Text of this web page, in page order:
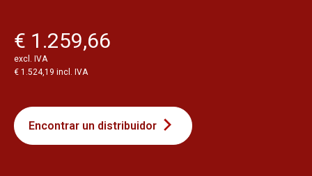
€ 1.259,66
excl. IVA
€ 1.524,19 incl. IVA
Encontrar un distribuidor